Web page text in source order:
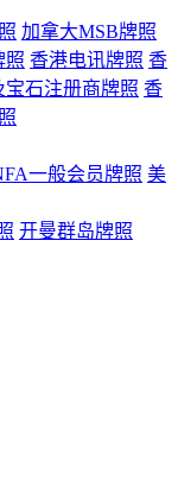
加拿大MSB牌照
照 香港电讯牌照 香
宝石注册商牌照 香
一般会员牌照 美
开曼群岛牌照